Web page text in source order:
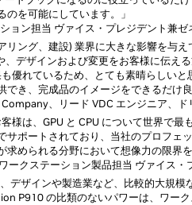
のを可能にしています。」
ョン担当 ヴァイス・プレジデント兼
リング、建設) 業界に大きな影響を
デザインおよび変更をお客様に伝え
優れているため、とても素晴らしい
でき、完成品のイメージをできるだけ
、リード VDC エンジニア、ド
客様は、GPU と CPU について世界で
サポートされており、当社のプロフ
求められる分野において想像力の限界
ークステーション製品担当 ヴァイス
デザインや製造業など、比較的大規
P910 の比類のないパワーは、ワー